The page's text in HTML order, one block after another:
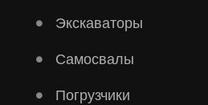
Экскаваторы
Самосвалы
Погрузчики